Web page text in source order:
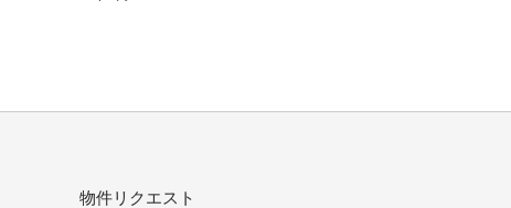
物件リクエスト